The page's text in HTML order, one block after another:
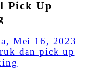
Pick Up
Mei 16, 2023